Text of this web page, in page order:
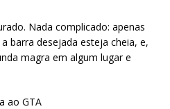
Nada complicado: apenas
barra desejada esteja cheia, e,
magra em algum lugar e
ao GTA